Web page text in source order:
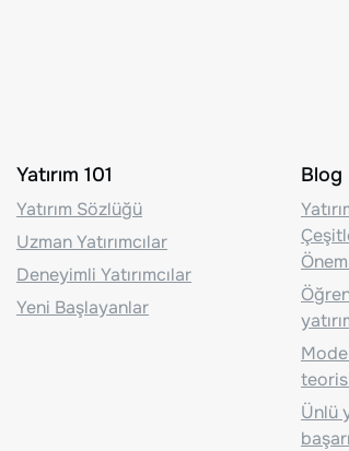
Yatırım 101
Yatırım Sözlüğü
Uzman Yatırımcılar
Deneyimli Yatırımcılar
Yeni Başlayanlar
Blog
Ünlü